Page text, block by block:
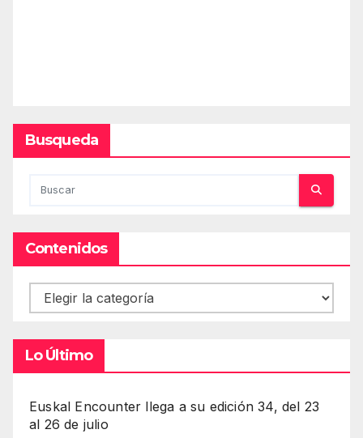
Busqueda
Contenidos
Contenidos
Lo Último
Euskal Encounter llega a su edición 34, del 23
al 26 de julio